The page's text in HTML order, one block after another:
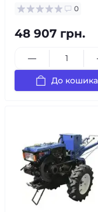
0
48 907 грн.
До кошика